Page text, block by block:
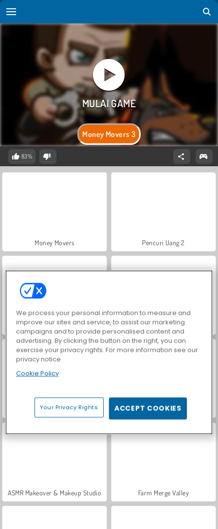
Money Movers 3
83%
Money Movers Pencuri Uang 2
Penyintas Terakhir VegaMix Da Vinci Puzzles
Let's Fish! Hidden Object: Street of Secrets
ASMR Makeover & Makeup Studio Farm Merge Valley
We process your personal information to measure and
improve our sites and service, to assist our marketing
campaigns and to provide personalised content and
advertising. By clicking the button on the right, you can
exercise your privacy rights. For more information see our
privacy notice
Cookie Policy
Your Privacy Rights ACCEPT COOKIES